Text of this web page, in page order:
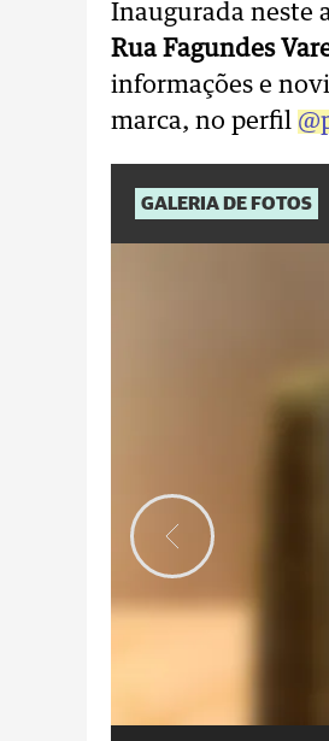
Inaugurada neste
Rua Fagundes
informações e
marca, no perfil
GALERIA DE FOTOS